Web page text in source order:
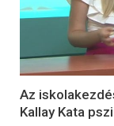
Az
Kallay Kata